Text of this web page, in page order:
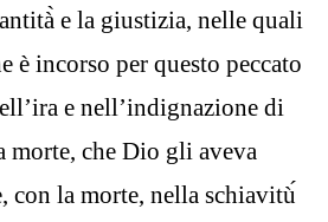
e la giustizia, nelle quali
è incorso per questo peccato
e nell’indignazione di
che Dio gli aveva
con la morte, nella schiavitù́